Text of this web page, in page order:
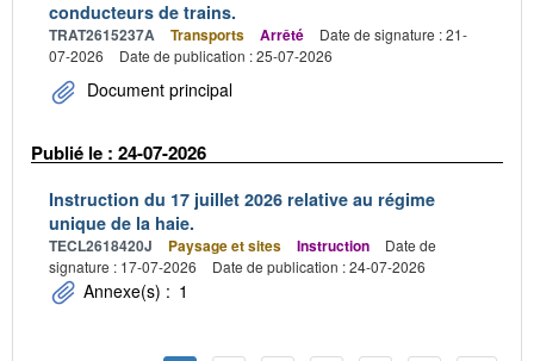
conducteurs de trains.
TRAT2615237A Transports Arrêté
Date de signature : 21-
07-2026
Date de publication : 25-07-2026
Document principal
Publié le : 24-07-2026
Instruction du 17 juillet 2026 relative au régime
unique de la haie.
TECL2618420J Paysage et sites Instruction
Date de
signature : 17-07-2026
Date de publication : 24-07-2026
Annexe(s) : 1